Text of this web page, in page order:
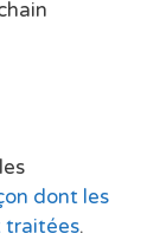
dont les
traitées.